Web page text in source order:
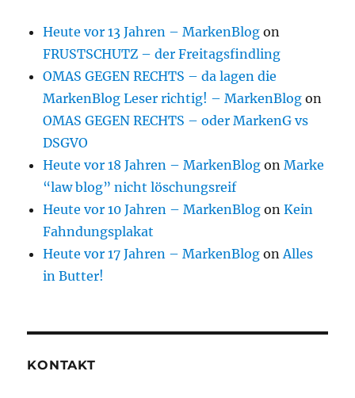
Heute vor 13 Jahren – MarkenBlog on
FRUSTSCHUTZ – der Freitagsfindling
OMAS GEGEN RECHTS – da lagen die
MarkenBlog Leser richtig! – MarkenBlog on
OMAS GEGEN RECHTS – oder MarkenG vs
DSGVO
Heute vor 18 Jahren – MarkenBlog onMarke
“law blog” nicht löschungsreif
Heute vor 10 Jahren – MarkenBlog onKein
Fahndungsplakat
Heute vor 17 Jahren – MarkenBlog on Alles
in Butter!
KONTAKT